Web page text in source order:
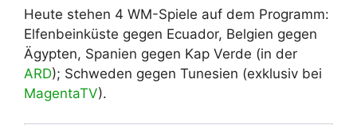
Heute stehen 4 WM-Spiele auf dem Programm:
Elfenbeinküste gegen Ecuador, Belgien gegen
Ägypten, Spanien gegen Kap Verde (in der
ARD); Schweden gegen Tunesien (exklusiv bei
MagentaTV).